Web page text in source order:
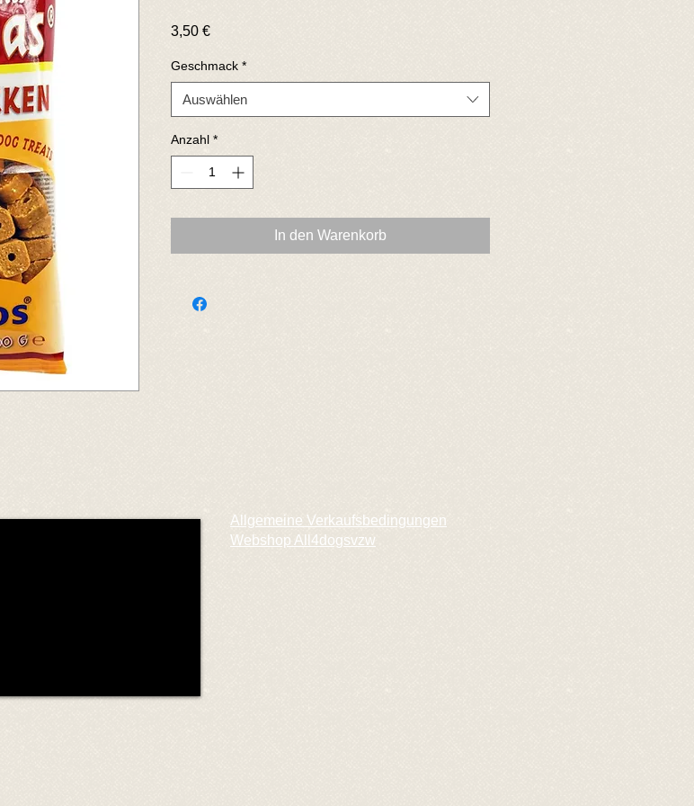
3,50 €Preis
Geschmack *
Auswählen
Anzahl *
In den Warenkorb
Allgemeine Verkaufsbedingungen
Webshop All4dogsvzw